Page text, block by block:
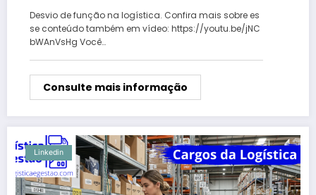
Desvio de função na logística. Confira mais sobre es
se conteúdo também em vídeo: https://youtu.be/jNC
bWAnVsHg Você…
Consulte mais informação
Linkedin